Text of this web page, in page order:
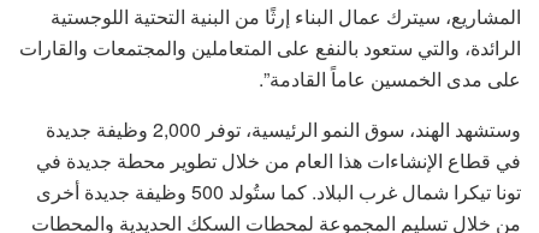
المشاريع، سيترك عمال البناء إرثًا من البنية التحتية اللوجستية
الرائدة، والتي ستعود بالنفع على المتعاملين والمجتمعات والقارات
على مدى الخمسين عاماً القادمة”.
وستشهد الهند، سوق النمو الرئيسية، توفر 2,000 وظيفة جديدة
في قطاع الإنشاءات هذا العام من خلال تطوير محطة جديدة في
تونا تيكرا شمال غرب البلاد. كما ستُولد 500 وظيفة جديدة أخرى
من خلال تسليم المجموعة لمحطات السكك الحديدية والمحطات